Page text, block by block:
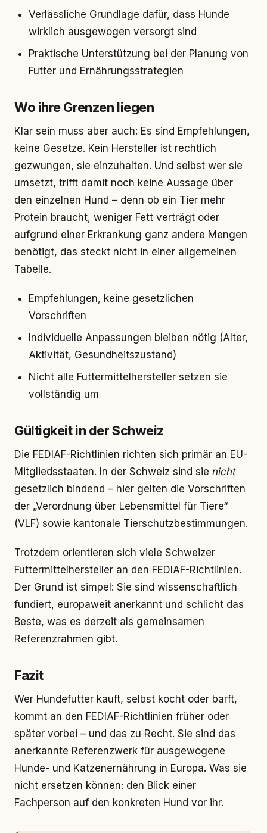
Verlässliche Grundlage dafür, dass Hunde
wirklich ausgewogen versorgt sind
Praktische Unterstützung bei der Planung von
Futter und Ernährungsstrategien
Wo ihre Grenzen liegen
Klar sein muss aber auch: Es sind Empfehlungen,
keine Gesetze. Kein Hersteller ist rechtlich
gezwungen, sie einzuhalten. Und selbst wer sie
umsetzt, trifft damit noch keine Aussage über
den einzelnen Hund – denn ob ein Tier mehr
Protein braucht, weniger Fett verträgt oder
aufgrund einer Erkrankung ganz andere Mengen
benötigt, das steckt nicht in einer allgemeinen
Tabelle.
Empfehlungen, keine gesetzlichen
Vorschriften
Individuelle Anpassungen bleiben nötig (Alter,
Aktivität, Gesundheitszustand)
Nicht alle Futtermittelhersteller setzen sie
vollständig um
Gültigkeit in der Schweiz
Die FEDIAF-Richtlinien richten sich primär an EU-
Mitgliedsstaaten. In der Schweiz sind sie nicht
gesetzlich bindend – hier gelten die Vorschriften
der „Verordnung über Lebensmittel für Tiere“
(VLF) sowie kantonale Tierschutzbestimmungen.
Trotzdem orientieren sich viele Schweizer
Futtermittelhersteller an den FEDIAF-Richtlinien.
Der Grund ist simpel: Sie sind wissenschaftlich
fundiert, europaweit anerkannt und schlicht das
Beste, was es derzeit als gemeinsamen
Referenzrahmen gibt.
Fazit
Wer Hundefutter kauft, selbst kocht oder barft,
kommt an den FEDIAF-Richtlinien früher oder
später vorbei – und das zu Recht. Sie sind das
anerkannte Referenzwerk für ausgewogene
Hunde- und Katzenernährung in Europa. Was sie
nicht ersetzen können: den Blick einer
Fachperson auf den konkreten Hund vor ihr.